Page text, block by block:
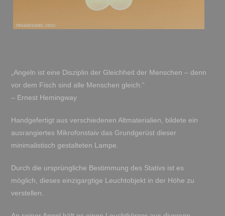
„Angeln ist eine Disziplin der Gleichheit der Menschen – denn
vor dem Fisch sind alle Menschen gleich.“
– Ernest Hemingway
Handgefertigt aus verschiedenen Altmaterialien, bildete ein
ausrangiertes Mikrofonstaiv das Grundgerüst dieser
minimalistisch gestalteten Lampe.
Durch die ursprüngliche Bestimmung des Stativs ist es
möglich, dieses einzigargtige Leuchtobjekt in der Höhe zu
verstellen.